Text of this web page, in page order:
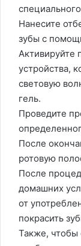
Нанесите
зубы с
Активируйте
устройства,
световую
гель.
Проведите
После
ротовую
После
домашних
от
покрасить
Также, чтобы